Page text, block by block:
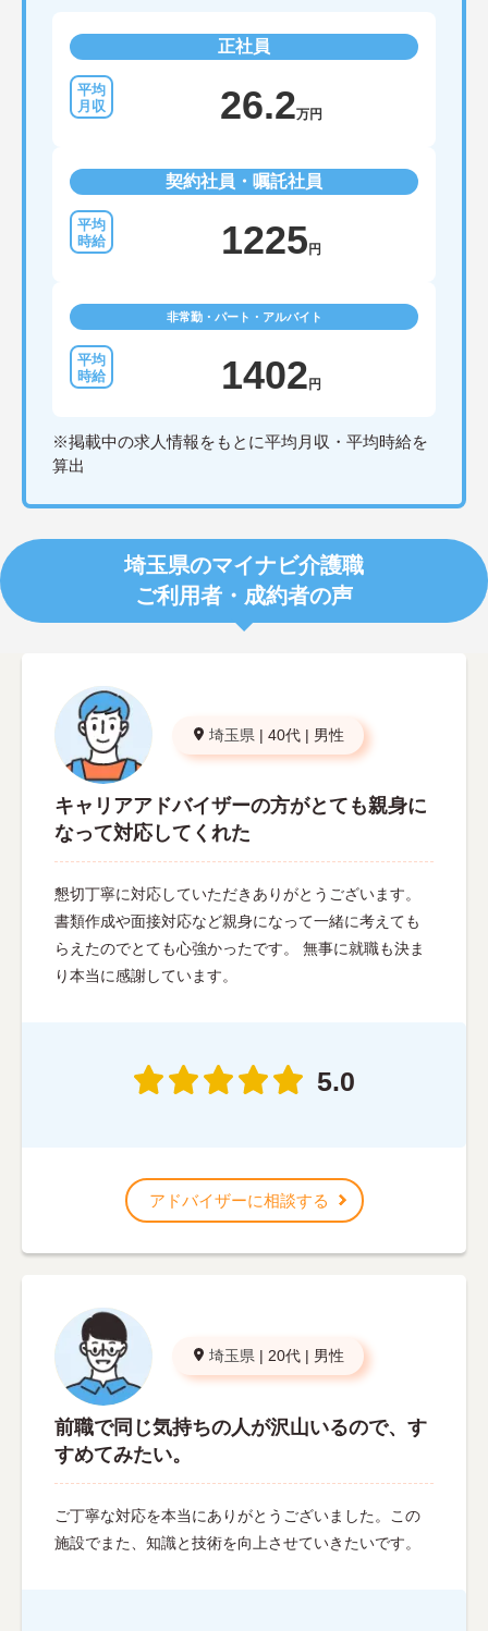
正社員
26.2万円
契約社員・嘱託社員
1225 円
非常勤・パート・アルバイト
1402 円
※掲載中の求人情報をもとに平均月収・平均時給を
算出
埼玉県のマイナビ介護職
ご利用者・成約者の声
埼玉県 | 40代 | 男性
キャリアアドバイザーの方がとても親身に
なって対応してくれた
懇切丁寧に対応していただきありがとうございます。
書類作成や面接対応など親身になって一緒に考えても
らえたのでとても心強かったです。 無事に就職も決ま
り本当に感謝しています。
5.0
アドバイザーに相談する
埼玉県 | 20代 | 男性
前職で同じ気持ちの人が沢山いるので、す
すめてみたい。
ご丁寧な対応を本当にありがとうございました。この
施設でまた、知識と技術を向上させていきたいです。